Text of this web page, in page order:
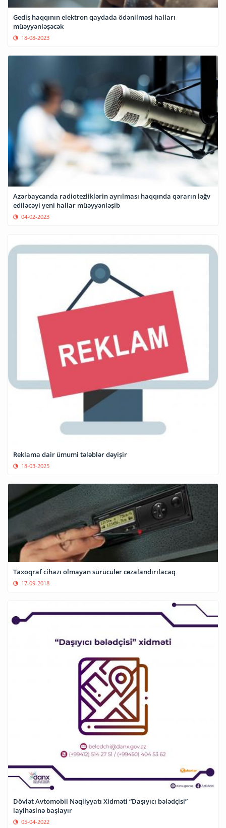
Gediş haqqının elektron qaydada ödənilməsi halları
müəyyənləşəcək
18-08-2023
Azərbaycanda radiotezliklərin ayrılması haqqında qərarın ləğv
ediləcəyi yeni hallar müəyyənləşib
04-02-2023
Reklama dair ümumi tələblər dəyişir
18-03-2025
Taxoqraf cihazı olmayan sürücülər cəzalandırılacaq
17-09-2018
Dövlət Avtomobil Nəqliyyatı Xidməti “Daşıyıcı bələdçisi”
layihəsinə başlayır
05-04-2022